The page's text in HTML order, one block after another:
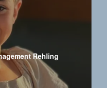
Rehling